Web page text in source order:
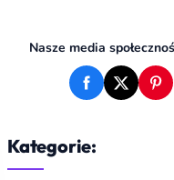
Nasze media
Kategorie: